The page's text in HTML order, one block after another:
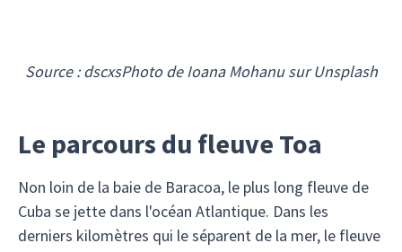
Source : dscxsPhoto de Ioana Mohanu sur Unsplash
Le parcours du fleuve Toa
Non loin de la baie de Baracoa, le plus long fleuve de
Cuba se jette dans l'océan Atlantique. Dans les
derniers kilomètres qui le séparent de la mer, le fleuve